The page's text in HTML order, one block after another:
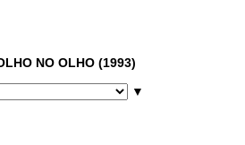
NO OLHO (1993)
▼